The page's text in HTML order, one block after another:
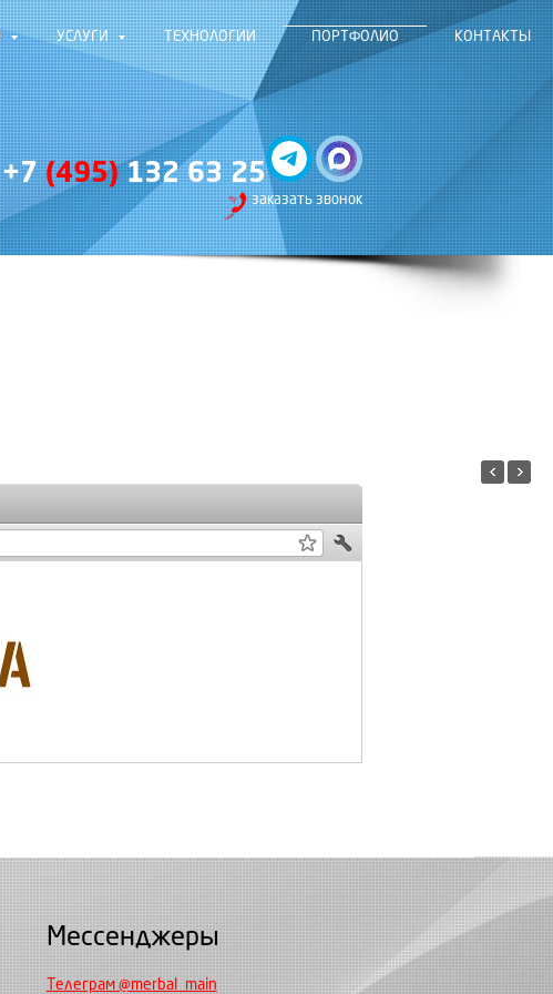
УСЛУГИ ТЕХНОЛОГИИ ПОРТФОЛИО КОНТАКТЫ
+7(495)132 63 25
заказать звонок
Мессенджеры
Телеграм @merbal_main